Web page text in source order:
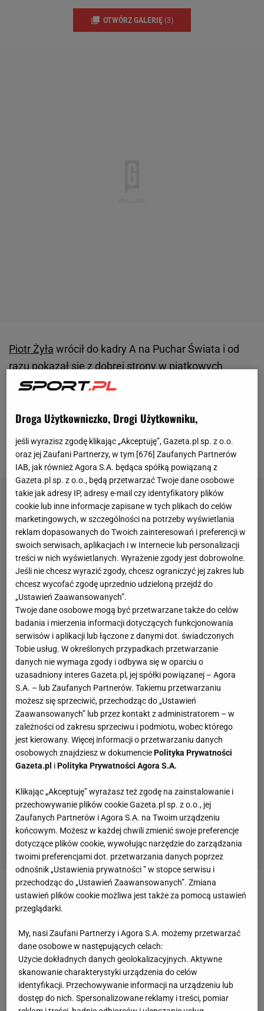
OTWÓRZ GALERIĘ (3)
Piotr Żyła wrócił do kadry A na Puchar Świata i od
razu pokazał się z dobrej strony w piątkowych
zmaganiach na skoczni w Engelbergu. Spisywał się
zajął wysokie, 12. miejsce. Napędził jednak strachu
daleko, ale zaliczył bolesny upadek.
Zobacz wideoPrawdziwa historia "Bestii z
Hinterzarten". Odwiedziliśmy miasto Stefana
Horngachera
Piotr Żyła - Sławomir Peszko w MMA? "Szykuj się"
już padło
Droga Użytkowniczko, Drogi Użytkowniku,
jeśli wyrazisz zgodę klikając „Akceptuję”, Gazeta.pl sp. z o.o.
oraz jej Zaufani Partnerzy, w tym [676] Zaufanych Partnerów
IAB, jak również Agora S.A. będąca spółką powiązaną z
Gazeta.pl sp. z o.o., będą przetwarzać Twoje dane osobowe
takie jak adresy IP, adresy e-mail czy identyfikatory plików
cookie lub inne informacje zapisane w tych plikach do celów
marketingowych, w szczególności na potrzeby wyświetlania
reklam dopasowanych do Twoich zainteresowań i preferencji w
swoich serwisach, aplikacjach i w Internecie lub personalizacji
treści w nich wyświetlanych. Wyrażenie zgody jest dobrowolne.
Jeśli nie chcesz wyrazić zgody, chcesz ograniczyć jej zakres lub
chcesz wycofać zgodę uprzednio udzieloną przejdź do
„Ustawień Zaawansowanych”.
Twoje dane osobowe mogą być przetwarzane także do celów
badania i mierzenia informacji dotyczących funkcjonowania
serwisów i aplikacji lub łączone z danymi dot. świadczonych
Tobie usług. W określonych przypadkach przetwarzanie
danych nie wymaga zgody i odbywa się w oparciu o
uzasadniony interes Gazeta.pl, jej spółki powiązanej – Agora
S.A. – lub Zaufanych Partnerów. Takiemu przetwarzaniu
możesz się sprzeciwić, przechodząc do „Ustawień
Zaawansowanych” lub przez kontakt z administratorem – w
zależności od zakresu sprzeciwu i podmiotu, wobec którego
jest kierowany. Więcej informacji o przetwarzaniu danych
osobowych znajdziesz w dokumenciePolityka Prywatności
Gazeta.pl iPolityka Prywatności Agora S.A.
Klikając „Akceptuję” wyrażasz też zgodę na zainstalowanie i
przechowywanie plików cookie Gazeta.pl sp. z o.o., jej
Zaufanych Partnerów i Agora S.A. na Twoim urządzeniu
końcowym. Możesz w każdej chwili zmienić swoje preferencje
dotyczące plików cookie, wywołując narzędzie do zarządzania
twoimi preferencjami dot. przetwarzania danych poprzez
odnośnik „Ustawienia prywatności ” w stopce serwisu i
przechodząc do „Ustawień Zaawansowanych”. Zmiana
ustawień plików cookie możliwa jest także za pomocą ustawień
przeglądarki.
My, nasi Zaufani Partnerzy i Agora S.A. możemy przetwarzać
dane osobowe w następujących celach:
Użycie dokładnych danych geolokalizacyjnych. Aktywne
skanowanie charakterystyki urządzenia do celów
identyfikacji. Przechowywanie informacji na urządzeniu lub
dostęp do nich. Spersonalizowane reklamy i treści, pomiar